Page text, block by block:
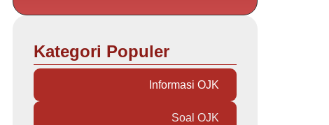
Kategori Populer
Informasi OJK
Soal OJK